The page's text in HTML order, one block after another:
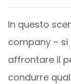
In questo
company –
affrontare il
condurre